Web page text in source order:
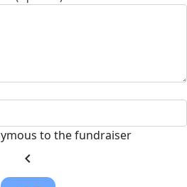
to the fundraiser
chevron_left